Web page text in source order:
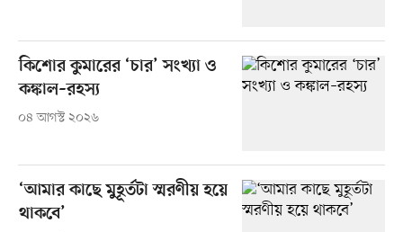
কিশোর কুমারের ‘চার’ সংখ্যা ও
কঙ্কাল–রহস্য
০৪ আগস্ট ২০২৬
‘আমার কাছে মুহূর্তটা স্মরণীয় হয়ে
থাকবে’